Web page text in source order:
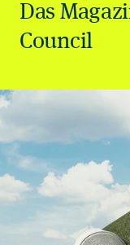
Das
Council